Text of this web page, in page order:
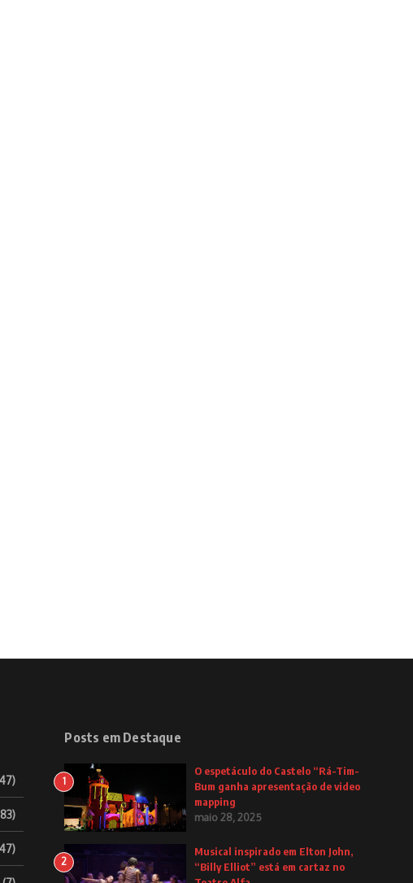
Posts em Destaque
1
O espetáculo do Castelo “Rá-Tim-
Bum ganha apresentação de video
mapping
maio 28, 2025
2
Musical inspirado em Elton John,
“Billy Elliot” está em cartaz no